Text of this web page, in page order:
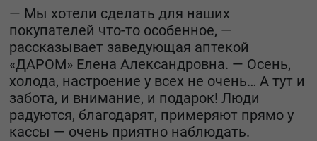
— Мы хотели сделать для наших
покупателей что-то особенное, —
рассказывает заведующая аптекой
«ДАРОМ» Елена Александровна. — Осень,
холода, настроение у всех не очень… А тут и
забота, и внимание, и подарок! Люди
радуются, благодарят, примеряют прямо у
кассы — очень приятно наблюдать.